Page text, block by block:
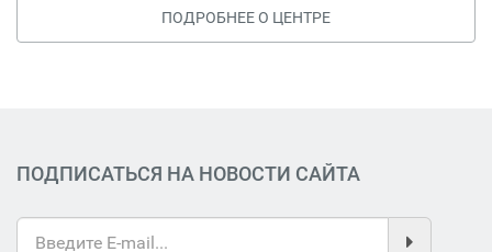
ПОДРОБНЕЕ О ЦЕНТРЕ
ПОДПИСАТЬСЯ НА НОВОСТИ САЙТА